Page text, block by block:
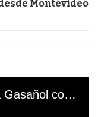
Montevideo
El mal momento de Yanina Gasañol con un hincha argentino en "Subrayado"